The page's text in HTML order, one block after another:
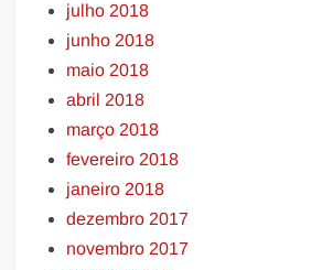
julho 2018
junho 2018
maio 2018
abril 2018
março 2018
fevereiro 2018
janeiro 2018
dezembro 2017
novembro 2017